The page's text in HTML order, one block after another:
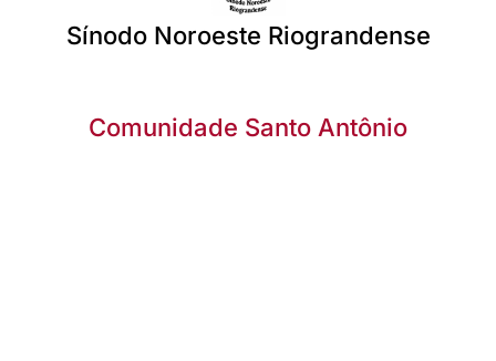
Sínodo Noroeste Riograndense
Comunidade Santo Antônio